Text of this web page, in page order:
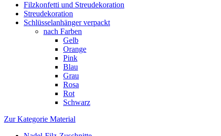
Filzkonfetti und Streudekoration
Streudekoration
Schlüsselanhänger verpackt
nach Farben
Gelb
Orange
Pink
Blau
Grau
Rosa
Rot
Schwarz
Zur Kategorie Material